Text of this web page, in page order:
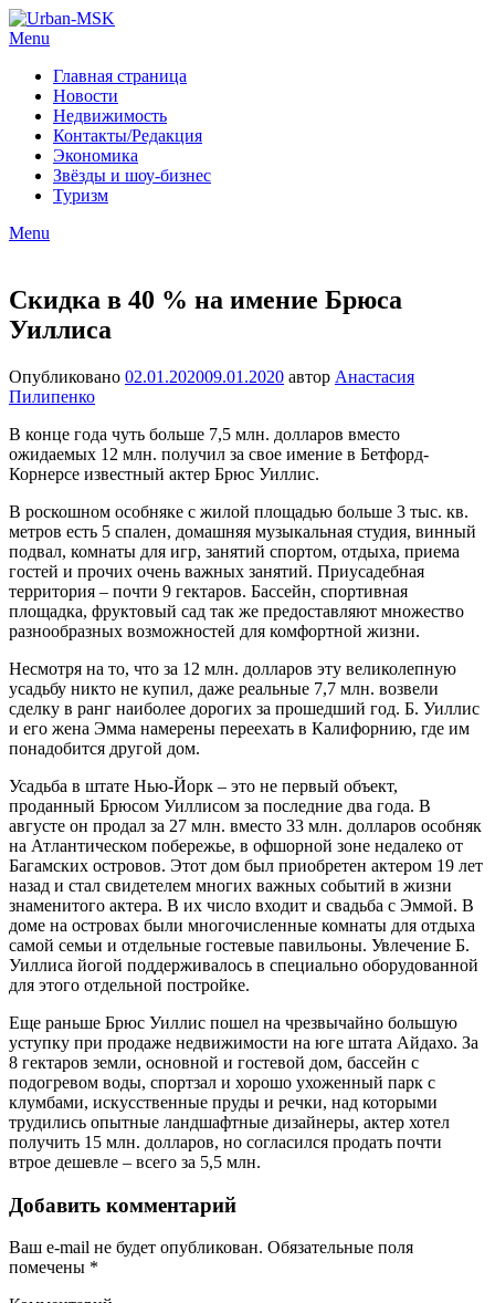
Menu
Главная страница
Новости
Недвижимость
Контакты/Редакция
Экономика
Звёзды и шоу-бизнес
Туризм
Menu
Скидка в 40 % на имение Брюса
Уиллиса
Опубликовано 02.01.202009.01.2020 автор Анастасия
Пилипенко
В конце года чуть больше 7,5 млн. долларов вместо
ожидаемых 12 млн. получил за свое имение в Бетфорд-
Корнерсе известный актер Брюс Уиллис.
В роскошном особняке с жилой площадью больше 3 тыс. кв.
метров есть 5 спален, домашняя музыкальная студия, винный
подвал, комнаты для игр, занятий спортом, отдыха, приема
гостей и прочих очень важных занятий. Приусадебная
территория – почти 9 гектаров. Бассейн, спортивная
площадка, фруктовый сад так же предоставляют множество
разнообразных возможностей для комфортной жизни.
Несмотря на то, что за 12 млн. долларов эту великолепную
усадьбу никто не купил, даже реальные 7,7 млн. возвели
сделку в ранг наиболее дорогих за прошедший год. Б. Уиллис
и его жена Эмма намерены переехать в Калифорнию, где им
понадобится другой дом.
Усадьба в штате Нью-Йорк – это не первый объект,
проданный Брюсом Уиллисом за последние два года. В
августе он продал за 27 млн. вместо 33 млн. долларов особняк
на Атлантическом побережье, в офшорной зоне недалеко от
Багамских островов. Этот дом был приобретен актером 19 лет
назад и стал свидетелем многих важных событий в жизни
знаменитого актера. В их число входит и свадьба с Эммой. В
доме на островах были многочисленные комнаты для отдыха
самой семьи и отдельные гостевые павильоны. Увлечение Б.
Уиллиса йогой поддерживалось в специально оборудованной
для этого отдельной постройке.
Еще раньше Брюс Уиллис пошел на чрезвычайно большую
уступку при продаже недвижимости на юге штата Айдахо. За
8 гектаров земли, основной и гостевой дом, бассейн с
подогревом воды, спортзал и хорошо ухоженный парк с
клумбами, искусственные пруды и речки, над которыми
трудились опытные ландшафтные дизайнеры, актер хотел
получить 15 млн. долларов, но согласился продать почти
втрое дешевле – всего за 5,5 млн.
Добавить комментарий
Ваш e-mail не будет опубликован. Обязательные поля
помечены *